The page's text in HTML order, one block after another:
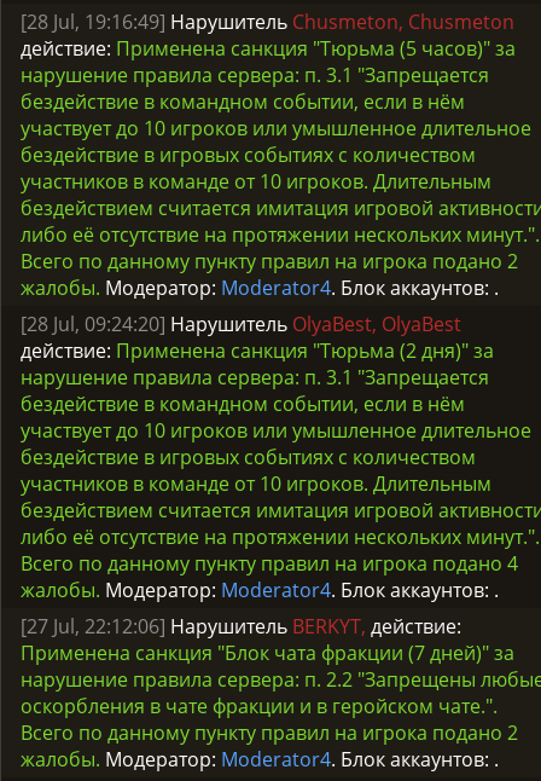
[28 Jul, 19:16:49] Нарушитель Chusmeton, Chusmeton
действие: Применена санкция "Тюрьма (5 часов)" за
нарушение правила сервера: п. 3.1 "Запрещается
бездействие в командном событии, если в нём
участвует до 10 игроков или умышленное длительное
бездействие в игровых событиях с количеством
участников в команде от 10 игроков. Длительным
бездействием считается имитация игровой
либо её отсутствие на протяжении нескольких минут.".
Всего по данному пункту правил на игрока подано 2
жалобы. Модератор: Moderator4. Блок аккаунтов: .
[28 Jul, 09:24:20] Нарушитель OlyaBest, OlyaBest
действие: Применена санкция "Тюрьма (2 дня)" за
нарушение правила сервера: п. 3.1 "Запрещается
бездействие в командном событии, если в нём
участвует до 10 игроков или умышленное длительное
бездействие в игровых событиях с количеством
участников в команде от 10 игроков. Длительным
бездействием считается имитация игровой
либо её отсутствие на протяжении нескольких минут.".
Всего по данному пункту правил на игрока подано 4
жалобы. Модератор: Moderator4. Блок аккаунтов: .
[27 Jul, 22:12:06] Нарушитель BERKYT, действие:
Применена санкция "Блок чата фракции (7 дней)" за
нарушение правила сервера: п. 2.2 "Запрещены
оскорбления в чате фракции и в геройском чате.".
Всего по данному пункту правил на игрока подано 2
жалобы. Модератор: Moderator4. Блок аккаунтов: .